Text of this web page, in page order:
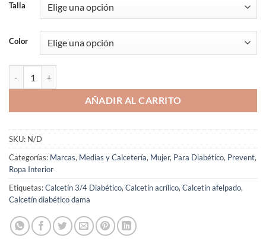
Talla
Color
AÑADIR AL CARRITO
SKU: N/D
Categorías: Marcas, Medias y Calcetería, Mujer, Para Diabético, Prevent,
Ropa Interior
Etiquetas:Calcetín 3/4 Diabético, Calcetín acrílico, Calcetín afelpado,
Calcetín diabético dama